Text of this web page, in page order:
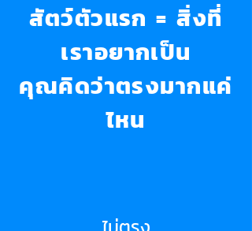
สัตว์ตัวแรก = สิ่งที่
เราอยากเป็น
คุณคิดว่าตรงมากแค่
ไหน